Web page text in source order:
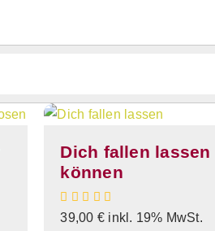
Dich fallen lassen
können
39,00 € inkl. 19% MwSt.